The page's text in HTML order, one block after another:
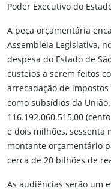
Poder Executivo do
A peça orçamentária
Assembleia Legislativa,
despesa do Estado de
custeios a serem feitos
arrecadação de
como subsídios da
116.192.060.515,00
e dois milhões, sessenta
montante orçamentário
cerca de 20 bilhões de
As audiências serão um